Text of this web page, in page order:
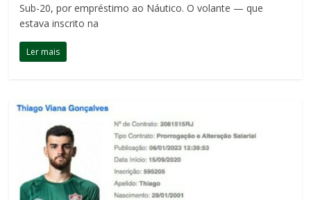
Sub-20, por empréstimo ao Náutico. O volante — que
estava inscrito na
Ler mais